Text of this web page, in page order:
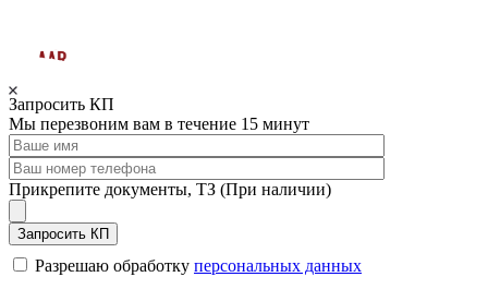
Запросить КП
Мы перезвоним вам в течение 15 минут
Прикрепите документы, ТЗ (При наличии)
Запросить КП
Разрешаю обработку персональных данных